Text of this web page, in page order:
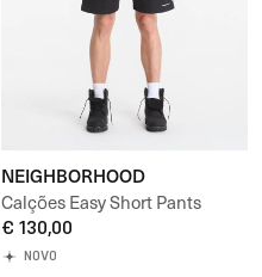
NEIGHBORHOOD
Calções Easy Short Pants
€ 130,00
NOVO